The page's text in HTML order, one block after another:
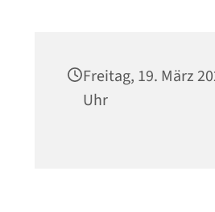
Freitag, 19. März
Uhr